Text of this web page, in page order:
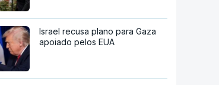
Israel recusa plano para Gaza
apoiado pelos EUA